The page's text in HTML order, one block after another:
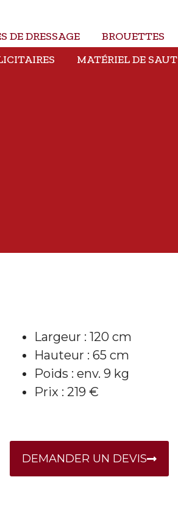
DE DRESSAGE BROUETTES
MATÉRIEL DE SAUT
Largeur : 120 cm
Hauteur : 65 cm
Poids : env. 9 kg
Prix : 219 €
DEMANDER UN DEVIS